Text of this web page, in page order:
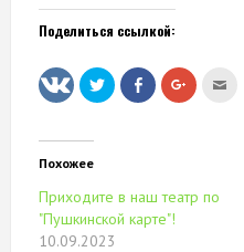
Поделиться ссылкой:
Нажмите,
чтобы
поделиться
Нажмите
здесь,
чтобы
новом
окне)
Нажмите,
чтобы
Похожее
Приходите в наш театр по
"Пушкинской карте"!
10.09.2023